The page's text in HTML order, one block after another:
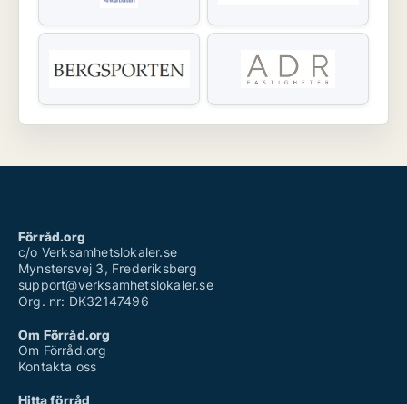
Förråd.org
c/o Verksamhetslokaler.se
Mynstersvej 3, Frederiksberg
support@verksamhetslokaler.se
Org. nr: DK32147496
Om Förråd.org
Om Förråd.org
Kontakta oss
Hitta förråd